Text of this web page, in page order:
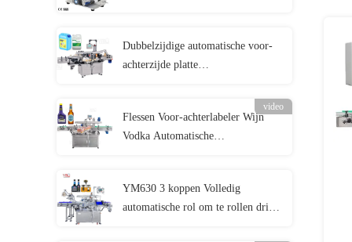
Dubbelzijdige automatische voor-
achterzijde platte
video
Flessen Voor-achterlabeler Wijn
Vodka Automatische
YM630 3 koppen Volledig
automatische rol om te rollen drie